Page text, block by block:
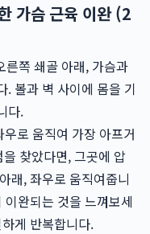
가슴 근육 이완 (2
른쪽 쇄골 아래, 가슴과
. 볼과 벽 사이에 몸을 기
다.
로 움직여 가장 아프거
찾았다면, 그곳에 압
래, 좌우로 움직여줍니
완되는 것을 느껴보세
게 반복합니다.